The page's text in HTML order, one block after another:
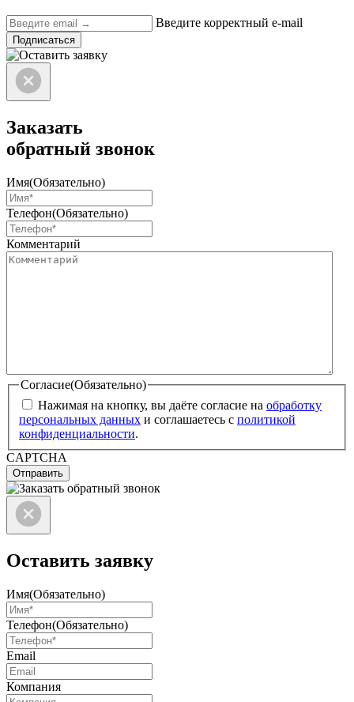
Введите корректный e-mail
Подписаться
Заказать
обратный звонок
Имя(Обязательно)
Телефон(Обязательно)
Комментарий
Согласие(Обязательно)
Нажимая на кнопку, вы даёте согласие на обработку
персональных данных и соглашаетесь с политикой
конфиденциальности.
CAPTCHA
Отправить
Оставить заявку
Имя(Обязательно)
Телефон(Обязательно)
Email
Компания